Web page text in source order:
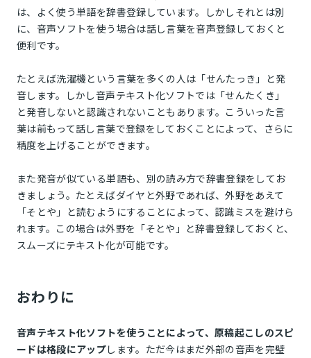
は、よく使う単語を辞書登録しています。しかしそれとは別
に、音声ソフトを使う場合は話し言葉を音声登録しておくと
便利です。
たとえば洗濯機という言葉を多くの人は「せんたっき」と発
音します。しかし音声テキスト化ソフトでは「せんたくき」
と発音しないと認識されないこともあります。こういった言
葉は前もって話し言葉で登録をしておくことによって、さらに
精度を上げることができます。
また発音が似ている単語も、別の読み方で辞書登録をしてお
きましょう。たとえばダイヤと外野であれば、外野をあえて
「そとや」と読むようにすることによって、認識ミスを避けら
れます。この場合は外野を「そとや」と辞書登録しておくと、
スムーズにテキスト化が可能です。
おわりに
音声テキスト化ソフトを使うことによって、原稿起こしのスピ
ードは格段にアップします。ただ今はまだ外部の音声を完璧